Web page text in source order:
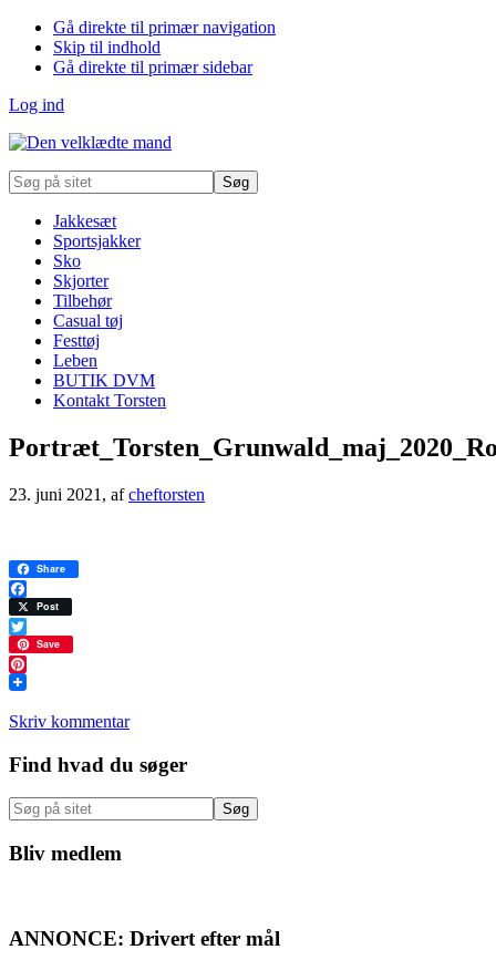
Gå direkte til primær navigation
Skip til indhold
Gå direkte til primær sidebar
Log ind
Søg
på
Jakkesæt
Sportsjakker
Sko
Skjorter
Tilbehør
Casual tøj
Festtøj
Leben
BUTIK DVM
Kontakt Torsten
23. juni 2021 , afcheftorsten
Share
Facebook
Post
Twitter
Save
Pinterest
Skriv kommentar
Primær
Sidebar
Find hvad du søger
Søg
på
sitet
Bliv medlem
ANNONCE: Drivert efter mål